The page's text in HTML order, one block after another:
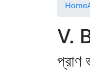
Home
V.
প্রাণ